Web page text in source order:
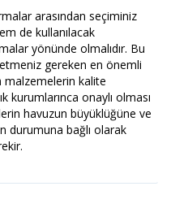
arasından seçiminiz
de kullanılacak
yönünde olmalıdır. Bu
gereken en önemli
malzemelerin kalite
kurumlarınca onaylı olması
havuzun büyüklüğüne ve
durumuna bağlı olarak